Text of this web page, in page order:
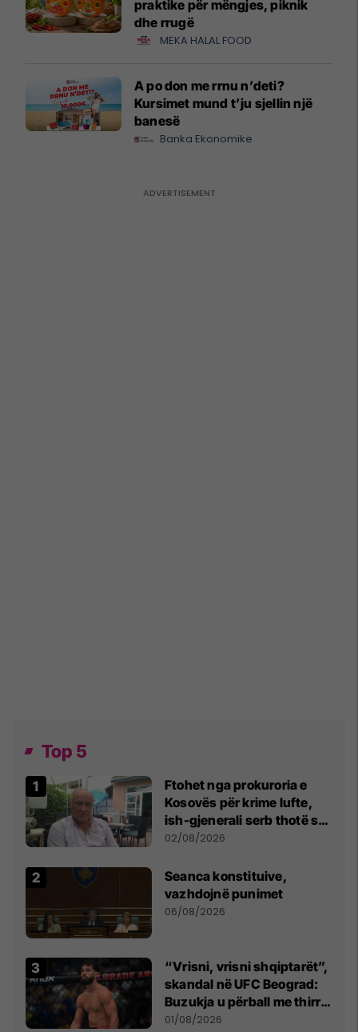
praktike për mëngjes, piknik
dhe rrugë
MEKA HALAL FOOD
A po don me rrnu n’deti?
Kursimet mund t’ju sjellin një
banesë
Banka Ekonomike
Top 5
Ftohet nga prokuroria e
Kosovës për krime lufte,
ish-gjenerali serb thotë se
dikush e tradhtoi në
02/08/2026
Seanca konstituive,
vazhdojnë punimet
06/08/2026
“Vrisni, vrisni shqiptarët”,
skandal në UFC Beograd:
Buzukja u përball me thirrje
anti-shqiptare nga
01/08/2026